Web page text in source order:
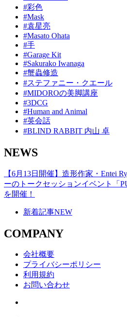
#彩色
#Mask
#袁星亮
#Masato Ohata
#手
#Garage Kit
#Sakurako Iwanaga
#蟹蟲修造
#ステファニー・クエール
#MIDOROの美脚講座
#3DCG
#Human and Animal
#英会話
#BLIND RABBIT 内山 卓
NEWS
【6月13日開催】造形作家・Entei
ーのトークセッションイベント「
を開催！
新着記事NEW
COMPANY
会社概要
プライバシーポリシー
利用規約
お問い合わせ